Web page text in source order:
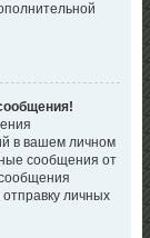
в вашем личном
сообщения от
личных